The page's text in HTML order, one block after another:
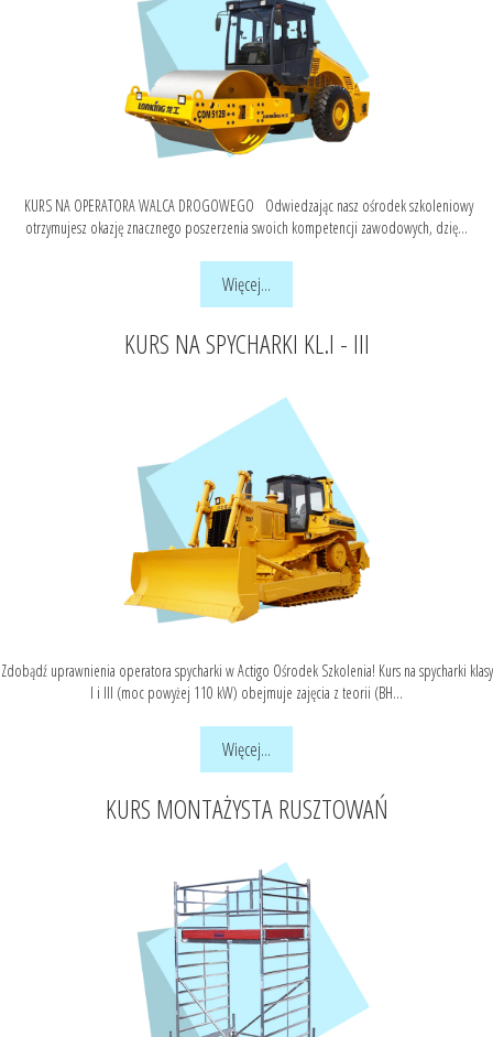
KURS NA OPERATORA WALCA DROGOWEGO Odwiedzając nasz ośrodek szkoleniowy
otrzymujesz okazję znacznego poszerzenia swoich kompetencji zawodowych, dzię...
Więcej...
KURS NA SPYCHARKI KL.I - III
Zdobądź uprawnienia operatora spycharki w Actigo Ośrodek Szkolenia! Kurs na spycharki klasy
I i III (moc powyżej 110 kW) obejmuje zajęcia z teorii (BH...
Więcej...
KURS MONTAŻYSTA RUSZTOWAŃ